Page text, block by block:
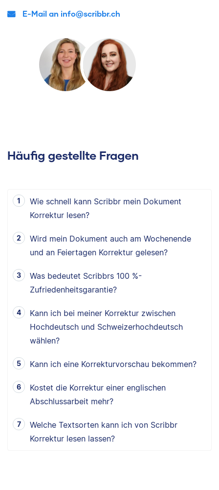
E-Mail an info@scribbr.ch
Häufig gestellte Fragen
Wie schnell kann Scribbr mein Dokument
Korrektur lesen?
Wird mein Dokument auch am Wochenende
und an Feiertagen Korrektur gelesen?
Was bedeutet Scribbrs 100 %-
Zufriedenheitsgarantie?
Kann ich bei meiner Korrektur zwischen
Hochdeutsch und Schweizerhochdeutsch
wählen?
Kann ich eine Korrekturvorschau bekommen?
Kostet die Korrektur einer englischen
Abschlussarbeit mehr?
Welche Textsorten kann ich von Scribbr
Korrektur lesen lassen?